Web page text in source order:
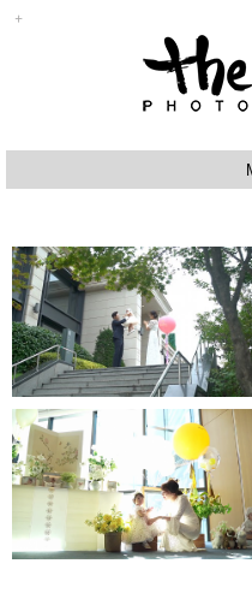
BABY
SPECIAL
STUDIO
VIDEO
PRODUCT
Q&A
RESERVATION
BLOG
반얀트리 페스타
그랜드인터컨티넨탈호텔-
인스타1분영상